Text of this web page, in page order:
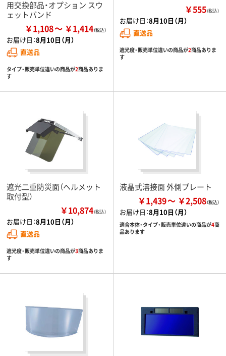
用交換部品・オプション スウ
ェットバンド
￥1,108 ￥1,414
お届け日：8月10日（月）
直送品
タイプ・販売単位違いの商品が2商品ありま
す
￥555（税込）
お届け日：8月10日（月）
直送品
遮光度・販売単位違いの商品が2商品ありま
す
遮光二重防災面（ヘルメット
取付型）
￥10,874（税込）
お届け日：8月10日（月）
直送品
遮光度・販売単位違いの商品が3商品ありま
す
液晶式溶接面 外側プレート
￥1,439 ￥2,508
お届け日：8月10日（月）
適合本体・タイプ・販売単位違いの商品が4商
品あります